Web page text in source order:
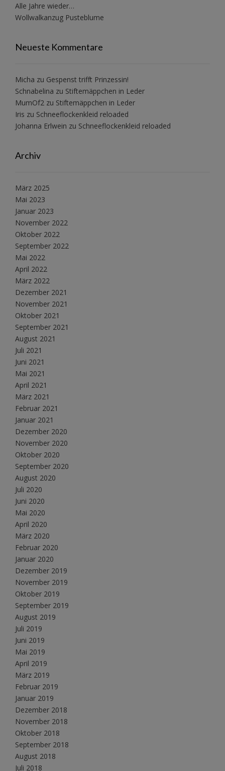
Alle Jahre wieder…
Wollwalkanzug Pusteblume
Neueste Kommentare
Micha zu Gespenst trifft Prinzessin!
Schnabelina zu Stiftemäppchen in Leder
MumOf2 zu Stiftemäppchen in Leder
Iris zu Schneeflockenkleid reloaded
Johanna Erlwein zu Schneeflockenkleid reloaded
Archiv
März 2025
Mai 2023
Januar 2023
November 2022
Oktober 2022
September 2022
Mai 2022
April 2022
März 2022
Dezember 2021
November 2021
Oktober 2021
September 2021
August 2021
Juli 2021
Juni 2021
Mai 2021
April 2021
März 2021
Februar 2021
Januar 2021
Dezember 2020
November 2020
Oktober 2020
September 2020
August 2020
Juli 2020
Juni 2020
Mai 2020
April 2020
März 2020
Februar 2020
Januar 2020
Dezember 2019
November 2019
Oktober 2019
September 2019
August 2019
Juli 2019
Juni 2019
Mai 2019
April 2019
März 2019
Februar 2019
Januar 2019
Dezember 2018
November 2018
Oktober 2018
September 2018
August 2018
Juli 2018